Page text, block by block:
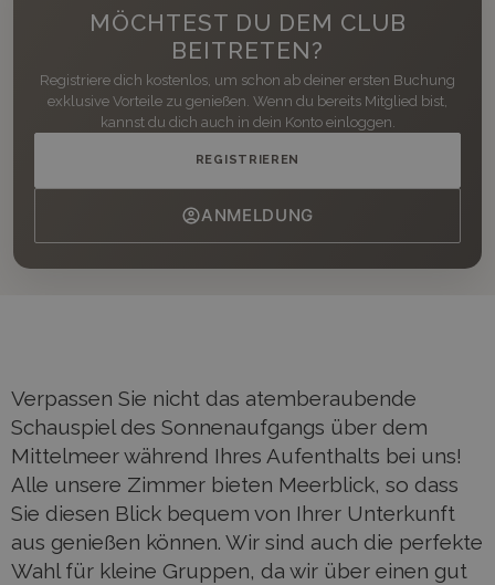
MÖCHTEST DU DEM CLUB
BEITRETEN?
Registriere dich kostenlos, um schon ab deiner ersten Buchung
exklusive Vorteile zu genießen. Wenn du bereits Mitglied bist,
kannst du dich auch in dein Konto einloggen.
REGISTRIEREN
ANMELDUNG
Verpassen Sie nicht das atemberaubende
Schauspiel des Sonnenaufgangs über dem
Mittelmeer während Ihres Aufenthalts bei uns!
Alle unsere Zimmer bieten Meerblick, so dass
Sie diesen Blick bequem von Ihrer Unterkunft
aus genießen können. Wir sind auch die perfekte
Wahl für kleine Gruppen, da wir über einen gut